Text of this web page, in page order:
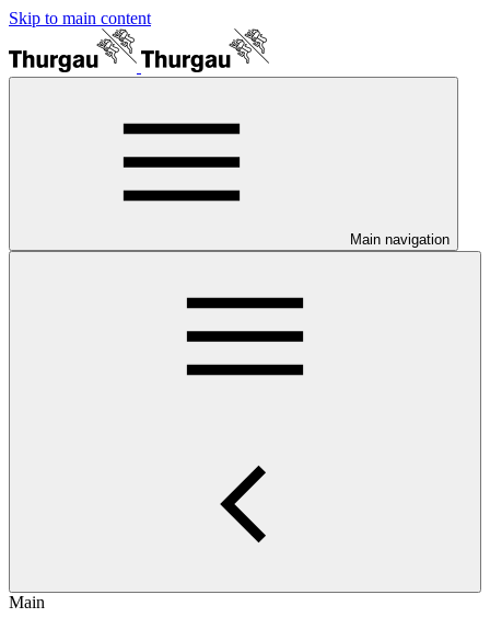
Skip to main content
Main navigation
Main